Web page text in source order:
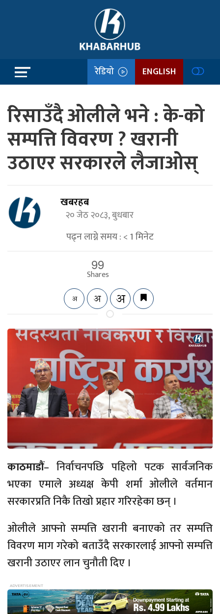
रेडियो ENGLISH
रिसाउँदै ओलीले भने : के-को
सम्पत्ति विवरण ? खरानी
उठाएर सरकारले लैजाओस्
खबरहब
२० जेठ २०८३, बुधबार
पढ्न लाग्ने समय :< 1मिनेट
99
Shares
काठमाडौं– निर्वाचनपछि पहिलो पटक सार्वजनिक
भएका एमाले अध्यक्ष केपी शर्मा ओलीले वर्तमान
सरकारप्रति निकै तिखो प्रहार गरिरहेका छन् ।
ओलीले आफ्नो सम्पत्ति खरानी बनाएको तर सम्पत्ति
विवरण माग गरेको बताउँदै सरकारलाई आफ्नो सम्पत्ति
खरानी उठाएर लान चुनौती दिए ।